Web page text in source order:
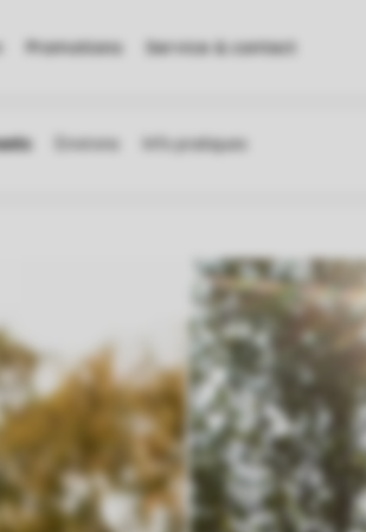
Promotions Service & contact